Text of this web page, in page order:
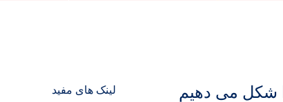
شکل می دهیم لینک های مفید